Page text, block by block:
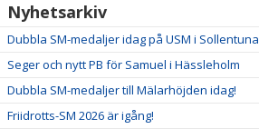
Nyhetsarkiv
Dubbla SM-medaljer idag på USM i Sollentuna
Seger och nytt PB för Samuel i Hässleholm
Dubbla SM-medaljer till Mälarhöjden idag!
Friidrotts-SM 2026 är igång!